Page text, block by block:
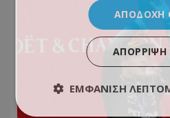
ΑΠΟΔΟΧΉ
ΕΜΦΆΝΙΣΗ